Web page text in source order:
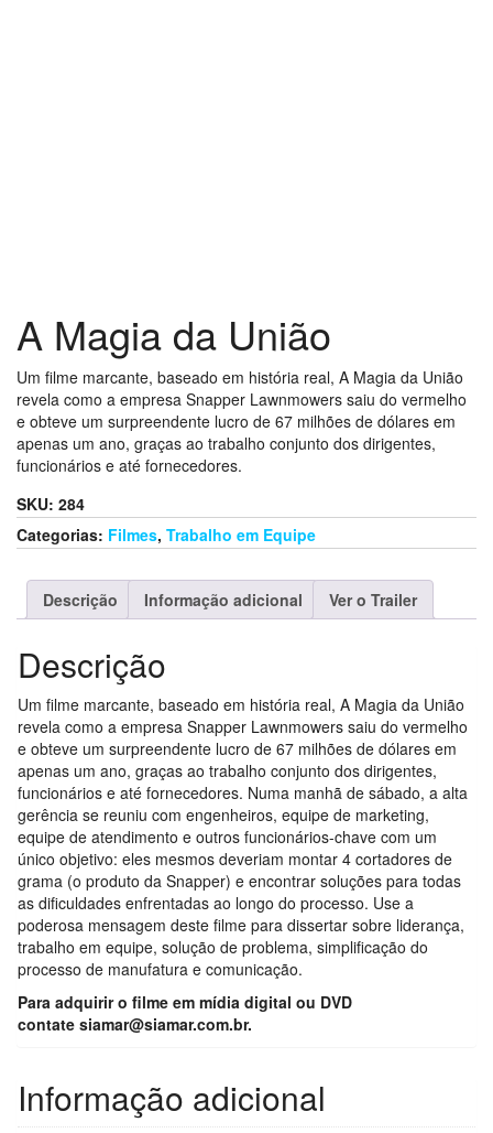
A Magia da União
Um filme marcante, baseado em história real, A Magia da União
revela como a empresa Snapper Lawnmowers saiu do vermelho
e obteve um surpreendente lucro de 67 milhões de dólares em
apenas um ano, graças ao trabalho conjunto dos dirigentes,
funcionários e até fornecedores.
SKU: 284
Categorias: Filmes, Trabalho em Equipe
Descrição Informação adicional Ver o Trailer
Descrição
Um filme marcante, baseado em história real, A Magia da União
revela como a empresa Snapper Lawnmowers saiu do vermelho
e obteve um surpreendente lucro de 67 milhões de dólares em
apenas um ano, graças ao trabalho conjunto dos dirigentes,
funcionários e até fornecedores. Numa manhã de sábado, a alta
gerência se reuniu com engenheiros, equipe de marketing,
equipe de atendimento e outros funcionários-chave com um
único objetivo: eles mesmos deveriam montar 4 cortadores de
grama (o produto da Snapper) e encontrar soluções para todas
as dificuldades enfrentadas ao longo do processo. Use a
poderosa mensagem deste filme para dissertar sobre liderança,
trabalho em equipe, solução de problema, simplificação do
processo de manufatura e comunicação.
Para adquirir o filme em mídia digital ou DVD
contate siamar@siamar.com.br.
Informação adicional